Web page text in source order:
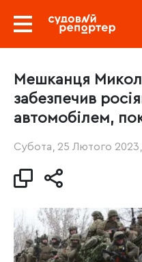
Мешканця
забезпечив
автомобілем,
Субота, 25 Лютого 2023,